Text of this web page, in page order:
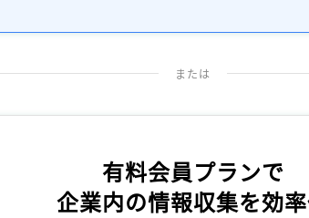
または
有料会員プランで
企業内の情報収集を効